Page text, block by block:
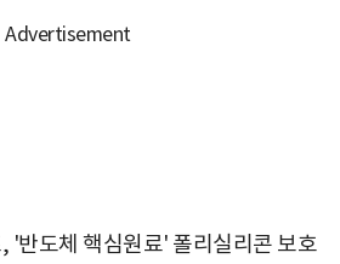
'반도체 핵심원료' 폴리실리콘 보호